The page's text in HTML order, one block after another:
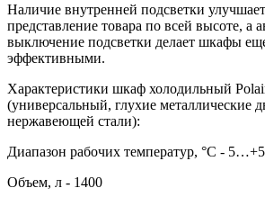
Наличие внутренней подсветки
представление товара по всей высоте, а
выключение подсветки делает шкафы
эффективными.
Характеристики шкаф холодильный
(универсальный, глухие металлические
нержавеющей стали):
Диапазон рабочих температур, °C - 5…+5
Объем, л - 1400